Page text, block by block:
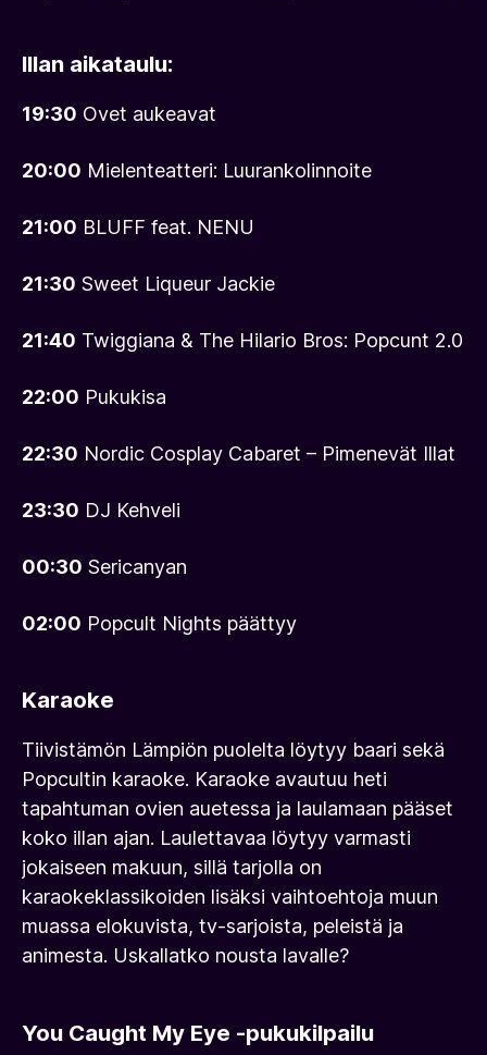
Illan aikataulu:
19:30 Ovet aukeavat
20:00 Mielenteatteri: Luurankolinnoite
21:00 BLUFF feat. NENU
21:30 Sweet Liqueur Jackie
21:40 Twiggiana & The Hilario Bros: Popcunt 2.0
22:00 Pukukisa
22:30 Nordic Cosplay Cabaret – Pimenevät Illat
23:30 DJ Kehveli
00:30 Sericanyan
02:00 Popcult Nights päättyy
Karaoke
Tiivistämön Lämpiön puolelta löytyy baari sekä
Popcultin karaoke. Karaoke avautuu heti
tapahtuman ovien auetessa ja laulamaan pääset
koko illan ajan. Laulettavaa löytyy varmasti
jokaiseen makuun, sillä tarjolla on
karaokeklassikoiden lisäksi vaihtoehtoja muun
muassa elokuvista, tv-sarjoista, peleistä ja
animesta. Uskallatko nousta lavalle?
You Caught My Eye -pukukilpailu